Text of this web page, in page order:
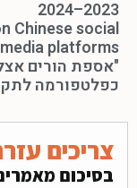
2023–2024
Chinese social
media platforms
"אספת הורים
כפלטפורמה
צריכים
בסיכום